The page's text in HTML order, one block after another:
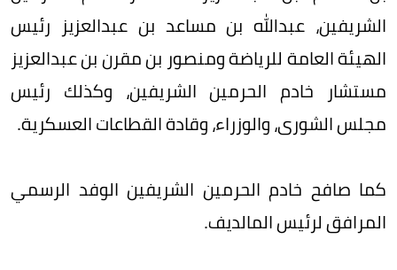
الشريفين، عبدالله بن مساعد بن عبدالعزيز رئيس
الهيئة العامة للرياضة ومنصور بن مقرن بن عبدالعزيز
مستشار خادم الحرمين الشريفين، وكذلك رئيس
مجلس الشورى، والوزراء، وقادة القطاعات العسكرية.
كما صافح خادم الحرمين الشريفين الوفد الرسمي
المرافق لرئيس المالديف.